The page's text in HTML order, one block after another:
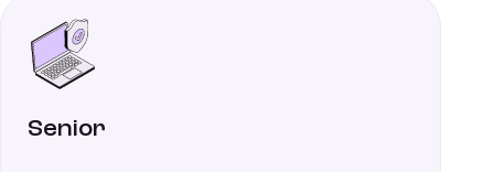
Senior